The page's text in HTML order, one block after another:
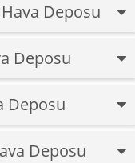
Deposu
Deposu
Deposu
Deposu